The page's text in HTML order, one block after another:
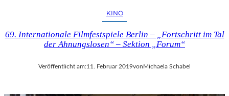
KINO
69. Internationale Filmfestspiele Berlin – „Fortschritt im Tal
der Ahnungslosen“ – Sektion „Forum“
Veröffentlicht am:11. Februar 2019vonMichaela Schabel